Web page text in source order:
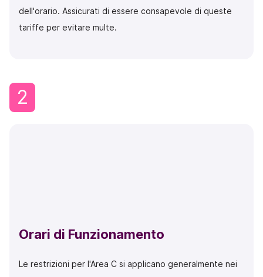
dell'orario. Assicurati di essere consapevole di queste
tariffe per evitare multe.
2
Orari di Funzionamento
Le restrizioni per l'Area C si applicano generalmente nei